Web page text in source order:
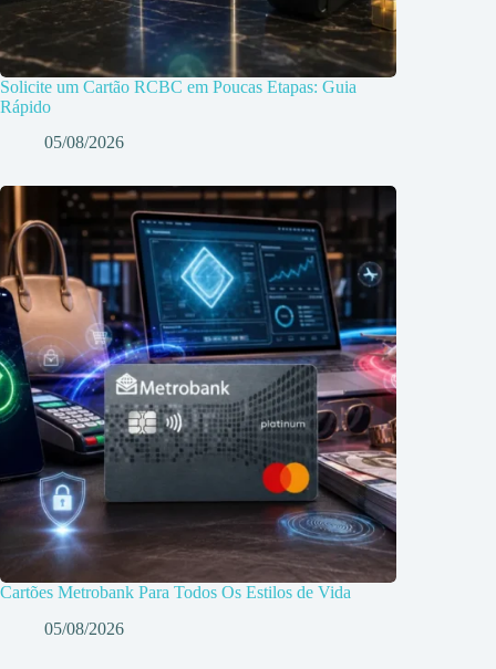
Solicite um Cartão RCBC em Poucas Etapas: Guia
Rápido
05/08/2026
Cartões Metrobank Para Todos Os Estilos de Vida
05/08/2026